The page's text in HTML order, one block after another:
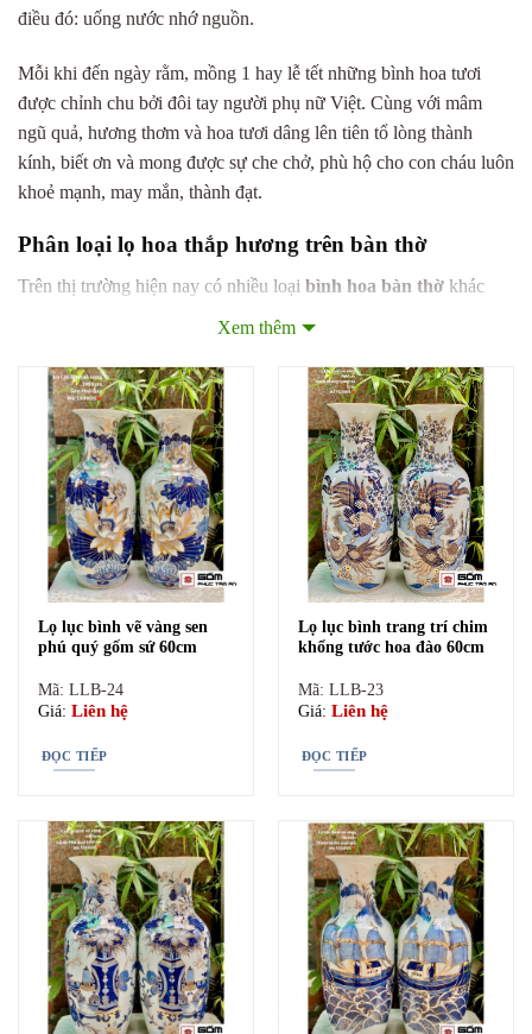
điều đó: uống nước nhớ nguồn.
Mỗi khi đến ngày rằm, mồng 1 hay lễ tết những bình hoa tươi
được chỉnh chu bởi đôi tay người phụ nữ Việt. Cùng với mâm
ngũ quả, hương thơm và hoa tươi dâng lên tiên tổ lòng thành
kính, biết ơn và mong được sự che chở, phù hộ cho con cháu luôn
khoẻ mạnh, may mắn, thành đạt.
Phân loại lọ hoa thắp hương trên bàn thờ
Trên thị trường hiện nay có nhiều loại bình hoa bàn thờ khác
nhau phụ thuộc vào chủ yếu vào màu men, kiểu dáng. Và dưới
Bình hoa trên bàn thờ vàng sen phú quý:Trên nền men
trắng sứ là những hoạ tiết được thiết kế tinh xảo giữa màu sắc
xanh lam và điểm viền vàng mang vẻ sang trọng , tôn lên ban thờ
của gia chủ.
Xem thêm
Lọ lục bình vẽ vàng sen
phú quý gốm sứ 60cm
Mã: LLB-24
Giá:Liên hệ
ĐỌC TIẾP
Lọ lục bình trang trí chim
khổng tước hoa đào 60cm
Mã: LLB-23
Giá:Liên hệ
ĐỌC TIẾP